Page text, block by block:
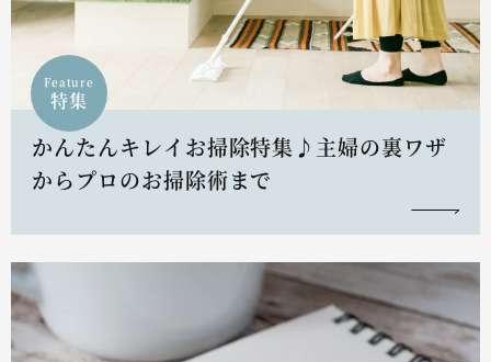
Feature
特集
かんたんキレイお掃除特集♪主婦の裏ワザ
からプロのお掃除術まで